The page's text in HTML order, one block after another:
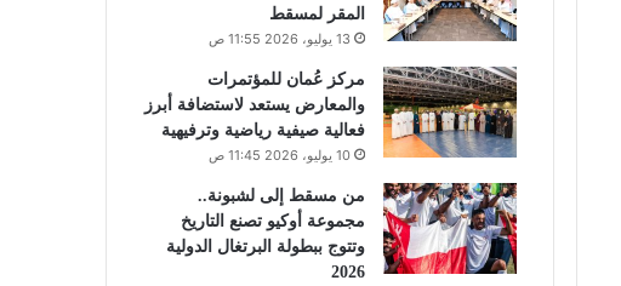
المقر لمسقط
13 يوليو، 2026 11:55 ص
مركز عُمان للمؤتمرات
والمعارض يستعد لاستضافة أبرز
فعالية صيفية رياضية وترفيهية
10 يوليو، 2026 11:45 ص
من مسقط إلى لشبونة..
مجموعة أوكيو تصنع التاريخ
وتتوج ببطولة البرتغال الدولية
2026